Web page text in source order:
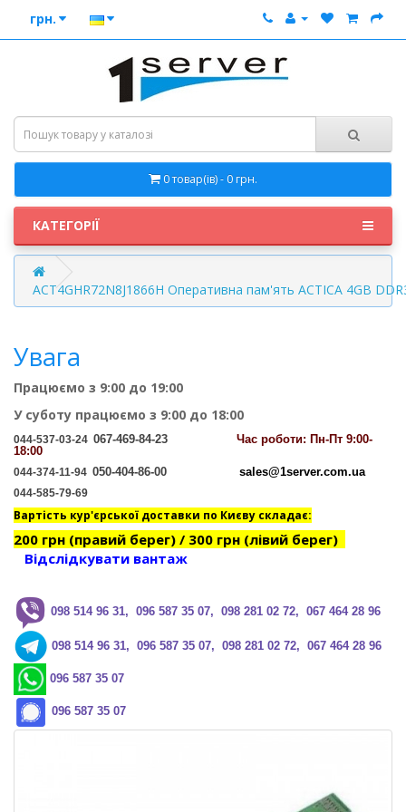
грн.
0 товар(ів) - 0 грн.
КАТЕГОРІЇ
ACT4GHR72N8J1866H Оперативна пам'ять ACTICA 4GB
Увага
Працюємо з 9:00 до 19:00
У суботу працюємо з 9:00 до 18:00
044-537-03-24 067-469-84-23 Час роботи: Пн-Пт 9:00-
18:00
044-374-11-94 050-404-86-00 sales@1server.com.ua
044-585-79-69
Вартість кур'єрської доставки по Києву складає:
200 грн (правий берег) / 300 грн (лівий берег)
Відслідкувати вантаж
098 514 96 31, 096 587 35 07, 098 281 02 72, 067 464 28 96
098 514 96 31, 096 587 35 07, 098 281 02 72, 067 464 28 96
096 587 35 07
096 587 35 07